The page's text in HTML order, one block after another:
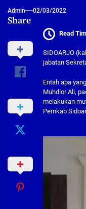
Admin 02/03/2022
Share
Read
SIDOARJO
jabatan
Entah apa
Muhdlor Ali,
melakukan
Pemkab